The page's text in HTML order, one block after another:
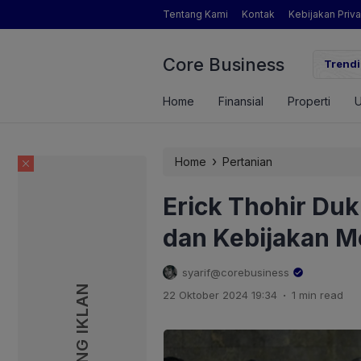
Tentang Kami Kontak Kebijakan
Core Business
Pertanian yang Dimaksud Mentan Amran?
Home Finansial Properti
Home › Pertanian
Erick Thohir
dan Kebijakan
syarif@corebusiness
22 Oktober 2024 19:34 . 1 min read